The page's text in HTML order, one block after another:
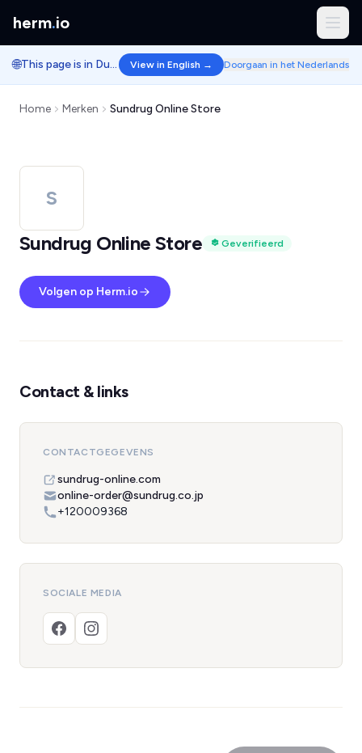
herm.io
🌐 This page is in Dutch. View in English → Doorgaan in het Nederlands
Home Merken Sundrug Online Store
S
Sundrug Online Store
Geverifieerd
Volgen op Herm.io
Contact & links
CONTACTGEGEVENS
sundrug-online.com
online-order@sundrug.co.jp
+120009368
SOCIALE MEDIA